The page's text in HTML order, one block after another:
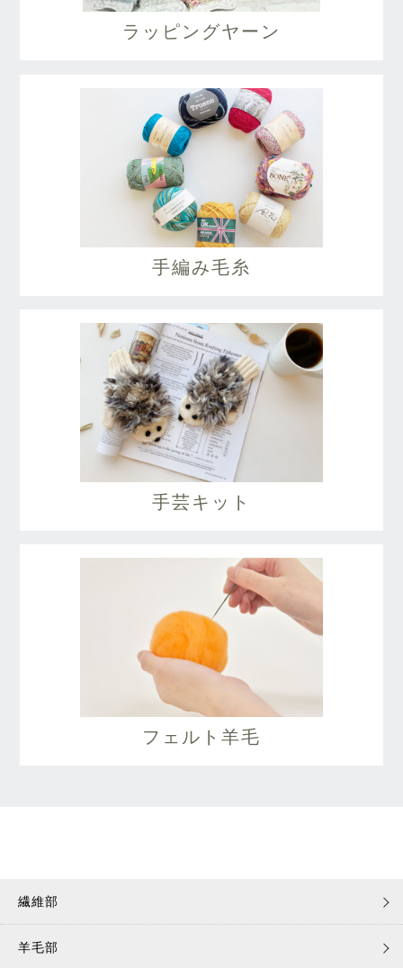
ラッピングヤーン
手編み毛糸
手芸キット
フェルト羊毛
繊維部
羊毛部